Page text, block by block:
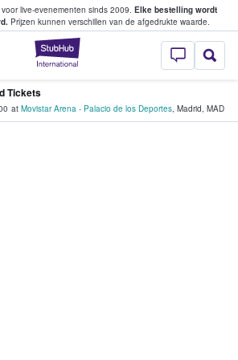
live-evenementen sinds 2009. Elke bestelling wordt
Prijzen kunnen verschillen van de afgedrukte waarde.
StubHub: waar
en verkopen
Tickets
at Movistar Arena - Palacio de los Deportes, Madrid, MAD